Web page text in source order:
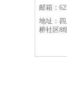
邮箱：
地址：
桥社区8